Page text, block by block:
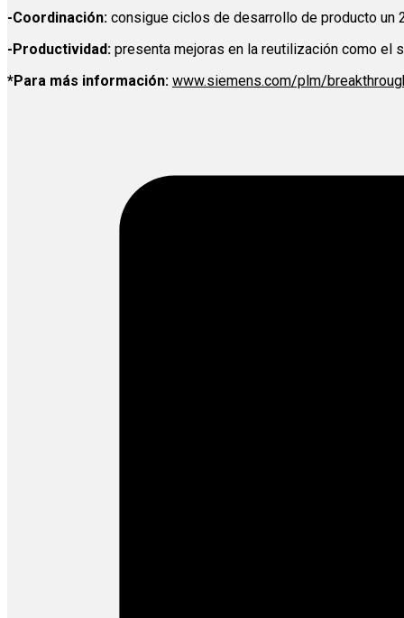
-Coordinación: consigue ciclos de desarrollo de producto un
-Productividad: presenta mejoras en la reutilización como el
*Para más información: www.siemens.com/plm/